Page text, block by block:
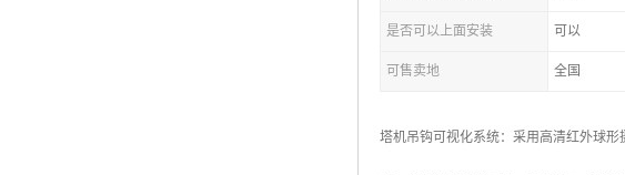
是否可以上面安装 可以
可售卖地 全国
塔机吊钩可视化系统：采用高清红外球